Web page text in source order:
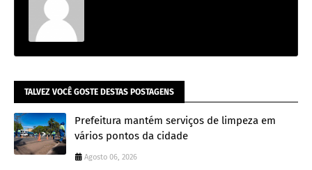
TALVEZ VOCÊ GOSTE DESTAS POSTAGENS
Prefeitura mantém serviços de limpeza em
vários pontos da cidade
Agosto 06, 2026